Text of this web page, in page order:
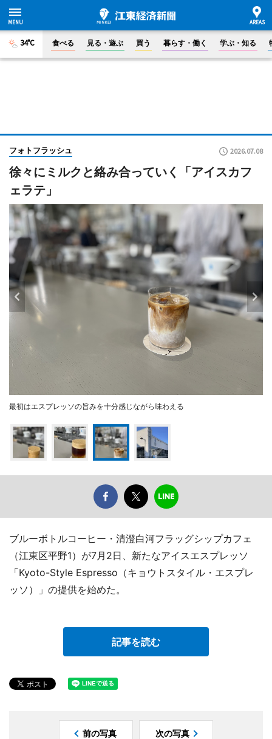
34°C 食べる 見る・遊ぶ 買う 暮らす・働く 学ぶ・知る
フォトフラッシュ 2026.07.08
徐々にミルクと絡み合っていく「アイスカフ
ェラテ」
最初はエスプレッソの旨みを十分感じながら味わえる
ブルーボトルコーヒー・清澄白河フラッグシップカフェ
（江東区平野1）が7月2日、新たなアイスエスプレッソ
「Kyoto-Style Espresso（キョウトスタイル・エスプレ
ッソ）」の提供を始めた。
記事を読む
前の写真 次の写真